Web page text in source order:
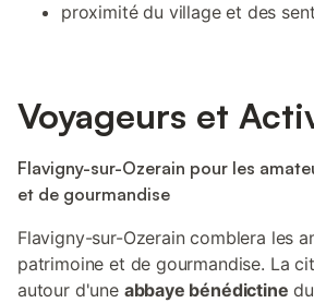
proximité du village et des
Voyageurs et
Flavigny-sur-Ozerain pour les
et de gourmandise
Flavigny-sur-Ozerain comblera les
patrimoine et de gourmandise. La
autour d'une abbaye bénédictine